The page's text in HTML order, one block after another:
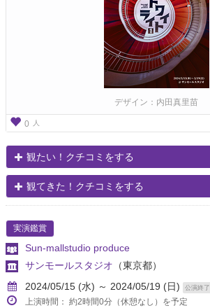
デザイン：内田真里苗
0 人
観たい！クチコミをする
観てきた！クチコミをする
実演鑑賞
Sun-mallstudio produce
サンモールスタジオ （東京都）
2024/05/15 (水) ～ 2024/05/19 (日)
公演終了
上演時間： 約2時間0分（休憩なし）を予定